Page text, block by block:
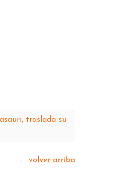
traslada su
volver arriba